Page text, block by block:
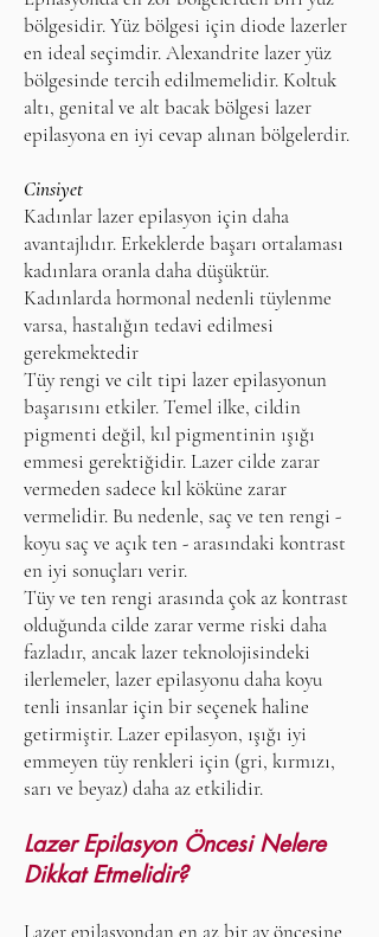
bölgesidir. Yüz bölgesi için diode lazerler
en ideal seçimdir. Alexandrite lazer yüz
bölgesinde tercih edilmemelidir. Koltuk
altı, genital ve alt bacak bölgesi lazer
epilasyona en iyi cevap alınan bölgelerdir.
Cinsiyet
Kadınlar lazer epilasyon için daha
avantajlıdır. Erkeklerde başarı ortalaması
kadınlara oranla daha düşüktür.
Kadınlarda hormonal nedenli tüylenme
varsa, hastalığın tedavi edilmesi
gerekmektedir
Tüy rengi ve cilt tipi lazer epilasyonun
başarısını etkiler. Temel ilke, cildin
pigmenti değil, kıl pigmentinin ışığı
emmesi gerektiğidir. Lazer cilde zarar
vermeden sadece kıl köküne zarar
vermelidir. Bu nedenle, saç ve ten rengi -
koyu saç ve açık ten - arasındaki kontrast
en iyi sonuçları verir.
Tüy ve ten rengi arasında çok az kontrast
olduğunda cilde zarar verme riski daha
fazladır, ancak lazer teknolojisindeki
ilerlemeler, lazer epilasyonu daha koyu
tenli insanlar için bir seçenek haline
getirmiştir. Lazer epilasyon, ışığı iyi
emmeyen tüy renkleri için (gri, kırmızı,
sarı ve beyaz) daha az etkilidir.
Lazer Epilasyon Öncesi Nelere
Dikkat Etmelidir?
Lazer epilasyondan en az bir ay öncesine